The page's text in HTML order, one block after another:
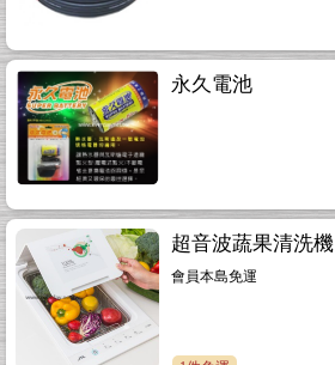
永久電池
超音波蔬果清洗機
會員本島免運